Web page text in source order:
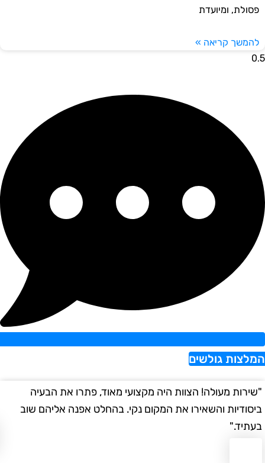
ומיועדת
קריאה »
גולשים
מעולה! הצוות היה מקצועי מאוד, פתרו את הבעיה
והשאירו את המקום נקי. בהחלט אפנה אליהם שוב